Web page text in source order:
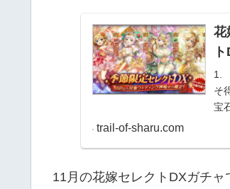
花
1.
そ
宝
trail-of-sharu.com
11月の花嫁セレクトDXガチ